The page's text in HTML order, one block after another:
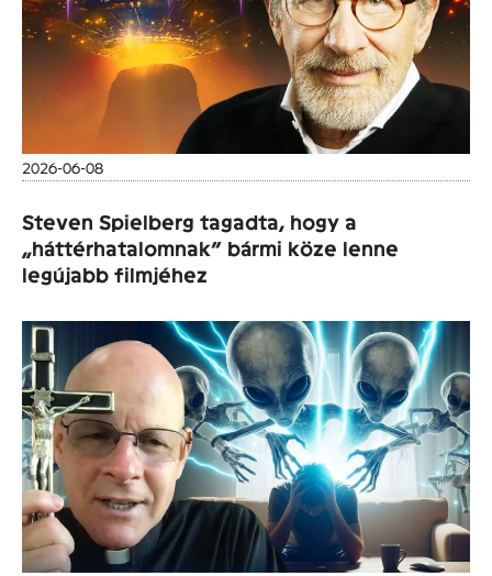
2026-06-08
Steven Spielberg tagadta, hogy a
„háttérhatalomnak” bármi köze lenne
legújabb filmjéhez